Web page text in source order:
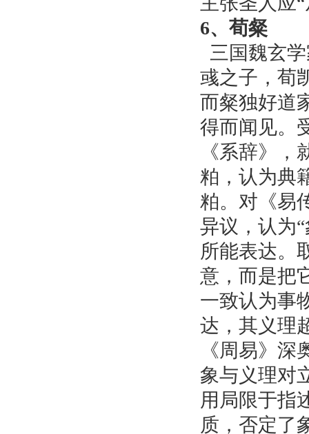
6、荀粲
三国魏玄
彧之子，荀
而粲独好道
得而闻见。
《系辞》
粕，认为典
粕。对《易
异议，认为
所能表达。
意，而是把
一致认为事
达，其义理
《周易》
象与义理对
用局限于指
质，否定了